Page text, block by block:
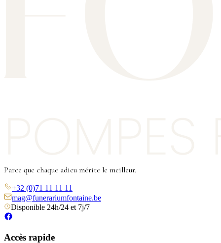
Parce que chaque adieu mérite le meilleur.
+32 (0)71 11 11 11
mag@funerariumfontaine.be
Disponible 24h/24 et 7j/7
Accès rapide